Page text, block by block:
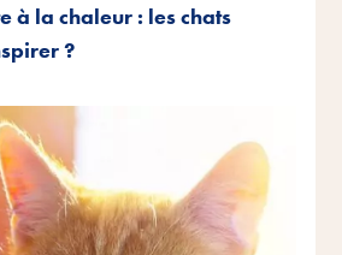
à la chaleur : les chats
?